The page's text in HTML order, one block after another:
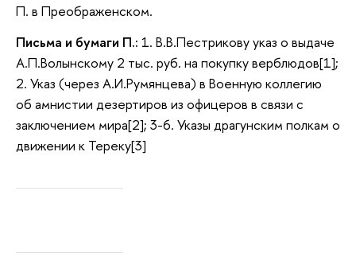
П. в Преображенском.
Письма и бумаги П.: 1. В.В.Пестрикову указ о выдаче
А.П.Волынскому 2 тыс. руб. на покупку верблюдов[1];
2. Указ (через А.И.Румянцева) в Военную коллегию
об амнистии дезертиров из офицеров в связи с
заключением мира[2]; 3-6. Указы драгунским полкам о
движении к Тереку[3]